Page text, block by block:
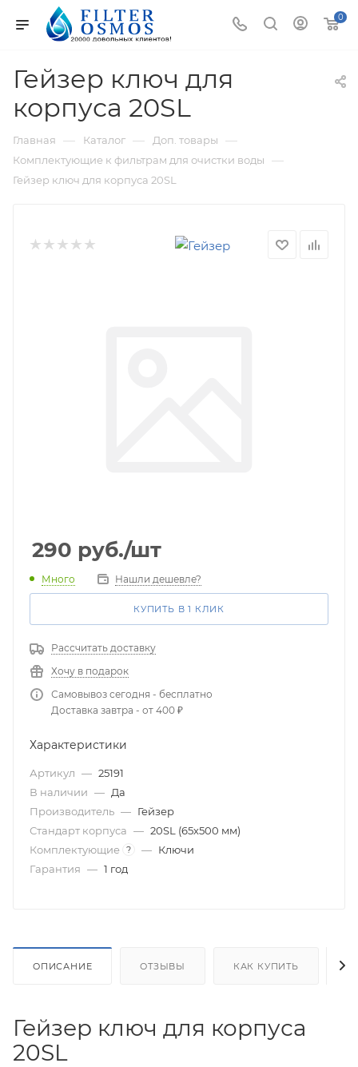
0
Гейзер ключ для
корпуса 20SL
Главная — Каталог — Доп. товары —
Комплектующие к фильтрам для очистки воды —
Гейзер ключ для корпуса 20SL
290 руб./шт
Много Нашли дешевле?
КУПИТЬ В 1 КЛИК
Рассчитать доставку
Хочу в подарок
Самовывоз сегодня - бесплатно
Доставка завтра - от 400 ₽
Характеристики
Артикул — 25191
В наличии — Да
Производитель — Гейзер
Стандарт корпуса — 20SL (65х500 мм)
Комплектующие ? — Ключи
Гарантия — 1 год
ОПИСАНИЕ ОТЗЫВЫ КАК КУПИТЬ
Гейзер ключ для корпуса
20SL